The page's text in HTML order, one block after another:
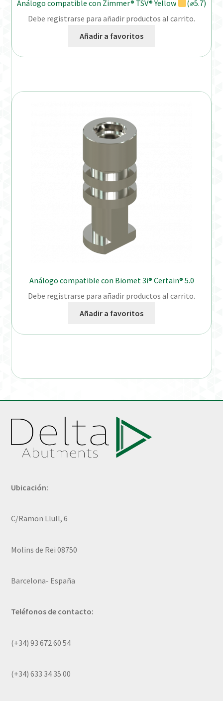
Análogo compatible con Zimmer® TSV® Yellow
(⌀5.7)
Debe registrarse para añadir productos al carrito.
Añadir a favoritos
Análogo compatible con Biomet 3i® Certain® 5.0
Debe registrarse para añadir productos al carrito.
Añadir a favoritos
Ubicación:
C/Ramon Llull, 6
Molins de Rei 08750
Barcelona- España
Teléfonos de contacto:
(+34) 93 672 60 54
(+34) 633 34 35 00